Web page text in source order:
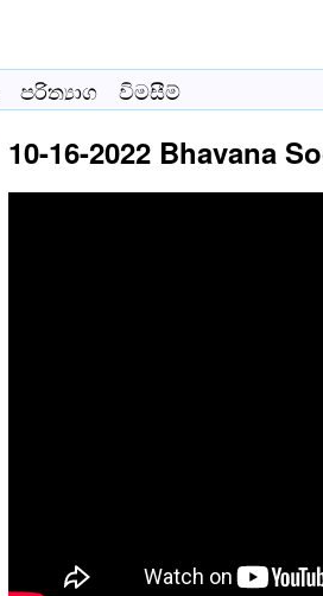
පරිත්‍යාග විමසීම්
10-16-2022 Bhavana